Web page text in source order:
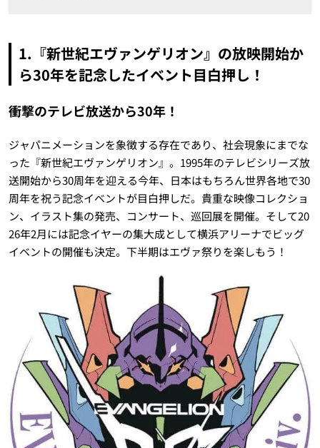
1.『新世紀エヴァンゲリオン』の放映開始か
ら30年を記念したイベント目白押し！
衝撃のテレビ放送から30年！
ジャパニメーションを象徴する存在であり、社会現象にまでな
った『新世紀エヴァンゲリオン』。1995年のテレビシリーズ放
送開始から30周年を迎える今年、日本はもちろん世界各地で30
周年を祝う記念イベントが目白押しだ。貴重な映像コレクショ
ン、イラスト集の発売、コンサート、巡回展を開催。そして20
26年2月には記念イヤーの集大成として横浜アリーナでビッグ
イベントの開催も決定。下半期はエヴァ祭りを楽しもう！